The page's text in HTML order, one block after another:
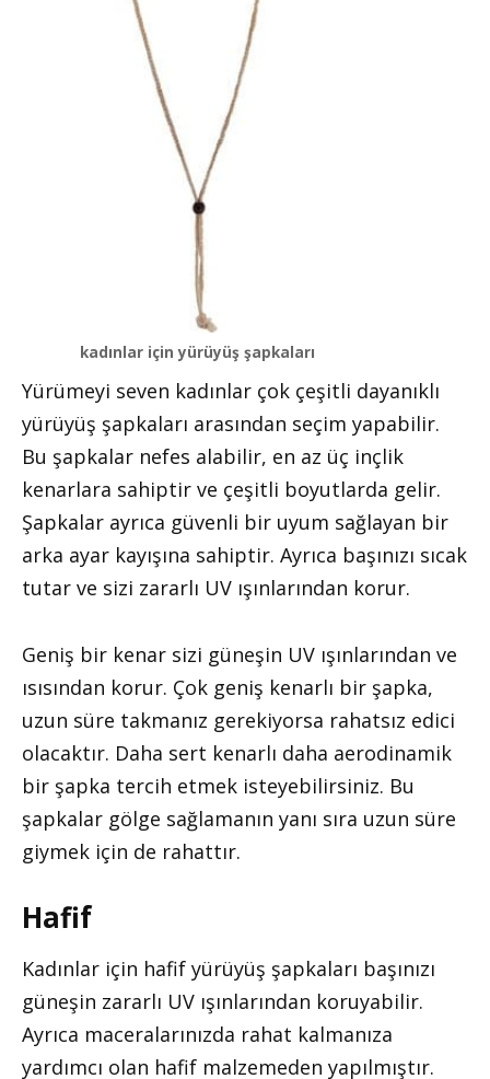
kadınlar için yürüyüş şapkaları
Yürümeyi seven kadınlar çok çeşitli dayanıklı
yürüyüş şapkaları arasından seçim yapabilir.
Bu şapkalar nefes alabilir, en az üç inçlik
kenarlara sahiptir ve çeşitli boyutlarda gelir.
Şapkalar ayrıca güvenli bir uyum sağlayan bir
arka ayar kayışına sahiptir. Ayrıca başınızı sıcak
tutar ve sizi zararlı UV ışınlarından korur.
Geniş bir kenar sizi güneşin UV ışınlarından ve
ısısından korur. Çok geniş kenarlı bir şapka,
uzun süre takmanız gerekiyorsa rahatsız edici
olacaktır. Daha sert kenarlı daha aerodinamik
bir şapka tercih etmek isteyebilirsiniz. Bu
şapkalar gölge sağlamanın yanı sıra uzun süre
giymek için de rahattır.
Hafif
Kadınlar için hafif yürüyüş şapkaları başınızı
güneşin zararlı UV ışınlarından koruyabilir.
Ayrıca maceralarınızda rahat kalmanıza
yardımcı olan hafif malzemeden yapılmıştır.